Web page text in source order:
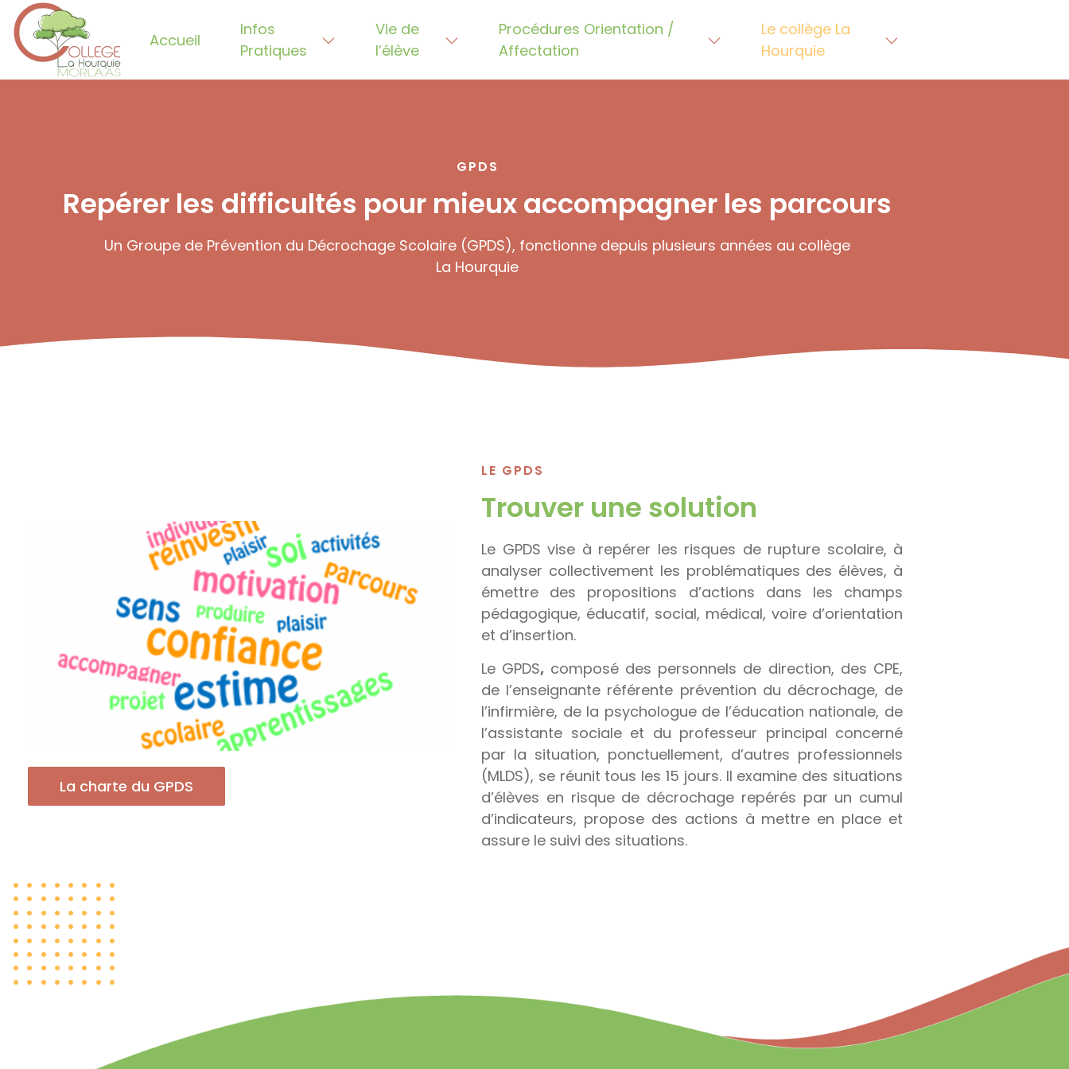
Accueil
Infos
Pratiques
Vie de
l’élève
Procédures Orientation /
Affectation
Le collège La
Hourquie
GPDS
Repérer les difficultés pour mieux accompagner les parcours
Un Groupe de Prévention du Décrochage Scolaire (GPDS), fonctionne depuis plusieurs années au collège
La Hourquie
La charte du GPDS
LE GPDS
Trouver une solution
Le GPDS vise à repérer les risques de rupture scolaire, à
analyser collectivement les problématiques des élèves, à
émettre des propositions d’actions dans les champs
pédagogique, éducatif, social, médical, voire d’orientation
et d’insertion.
Le GPDS, composé des personnels de direction, des CPE,
de l’enseignante référente prévention du décrochage, de
l’infirmière, de la psychologue de l’éducation nationale, de
l’assistante sociale et du professeur principal concerné
par la situation, ponctuellement, d’autres professionnels
(MLDS), se réunit tous les 15 jours. Il examine des situations
d’élèves en risque de décrochage repérés par un cumul
d’indicateurs, propose des actions à mettre en place et
assure le suivi des situations.